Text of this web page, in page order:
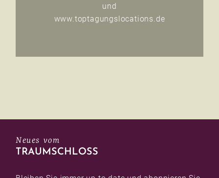
und
www.toptagungslocations.de
Neues vom
TRAUMSCHLOSS